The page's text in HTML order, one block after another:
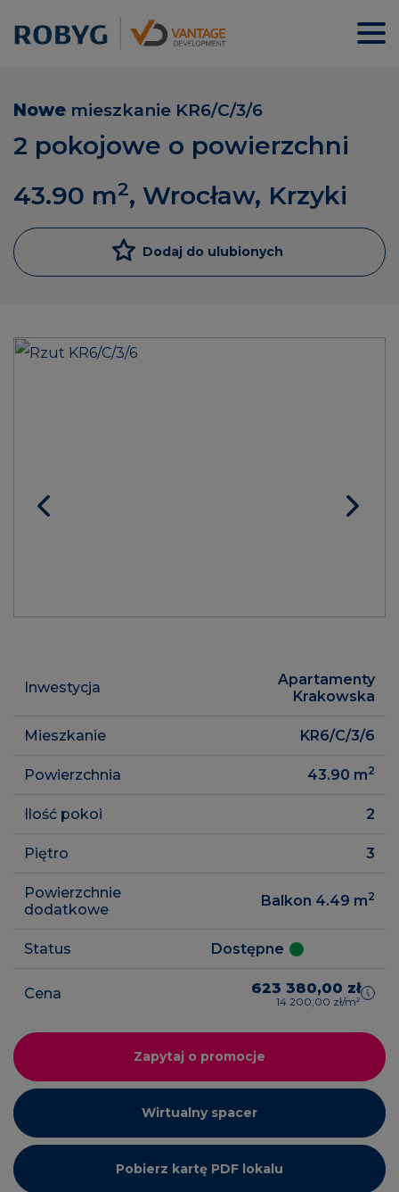
Nowe mieszkanie KR6/C/3/6
2 pokojowe o powierzchni
43.90 m2, Wrocław, Krzyki
Dodaj do ulubionych
Inwestycja
Apartamenty
Krakowska
Mieszkanie KR6/C/3/6
Powierzchnia 43.90 m2
Ilość pokoi 2
Piętro 3
Powierzchnie
dodatkowe
Balkon 4.49 m2
Status Dostępne
Cena 623 380,00 zł
14 200,00 zł/m²
Zapytaj o promocje
Wirtualny spacer
Pobierz kartę PDF lokalu